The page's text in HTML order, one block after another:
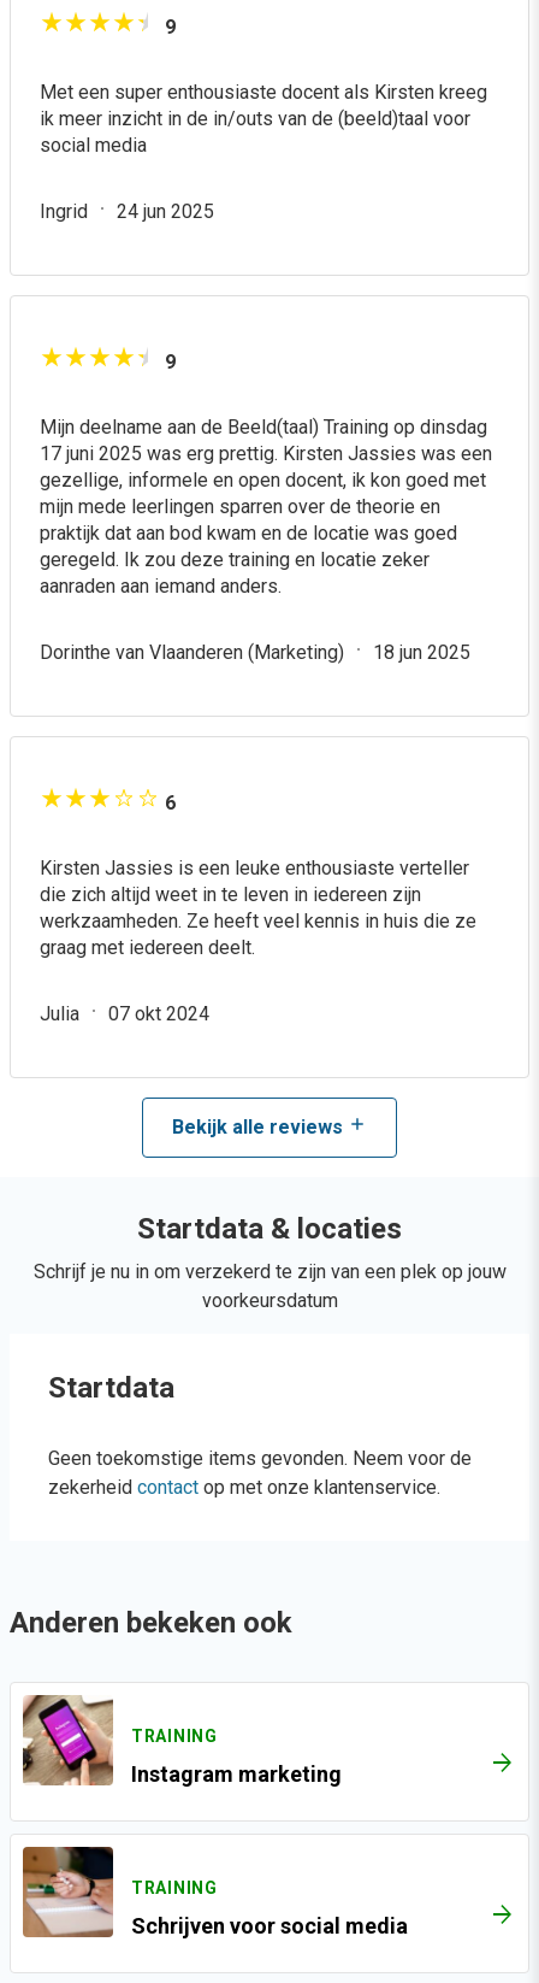
9
Met een super enthousiaste docent als Kirsten kreeg
ik meer inzicht in de in/outs van de (beeld)taal voor
social media
Ingrid 24 jun 2025
9
Mijn deelname aan de Beeld(taal) Training op dinsdag
17 juni 2025 was erg prettig. Kirsten Jassies was een
gezellige, informele en open docent, ik kon goed met
mijn mede leerlingen sparren over de theorie en
praktijk dat aan bod kwam en de locatie was goed
geregeld. Ik zou deze training en locatie zeker
aanraden aan iemand anders.
Dorinthe van Vlaanderen (Marketing) 18 jun 2025
6
Kirsten Jassies is een leuke enthousiaste verteller
die zich altijd weet in te leven in iedereen zijn
werkzaamheden. Ze heeft veel kennis in huis die ze
graag met iedereen deelt.
Julia 07 okt 2024
Bekijk alle reviews
Startdata & locaties
Schrijf je nu in om verzekerd te zijn van een plek op jouw
voorkeursdatum
Startdata
Geen toekomstige items gevonden. Neem voor de
zekerheid contact op met onze klantenservice.
Anderen bekeken ook
TRAINING
Instagram marketing ARROW_FORWARD
TRAINING
Schrijven voor social media ARROW_FORWARD